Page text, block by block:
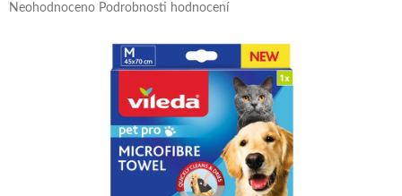
Průměrné
Neohodnoceno Podrobnosti hodnocení